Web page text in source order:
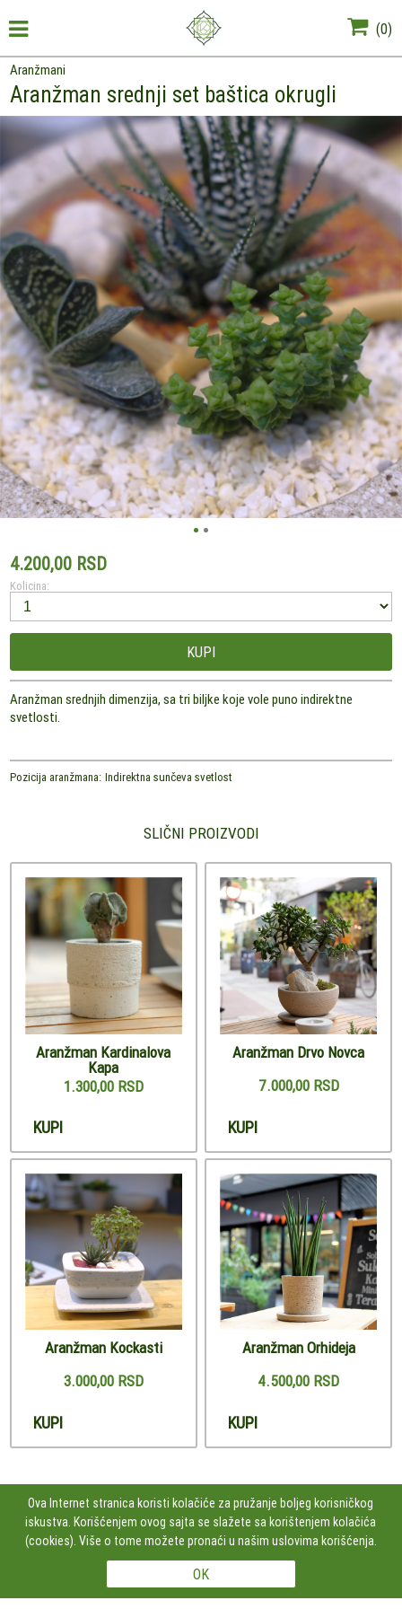
Ova Internet stranica koristi kolačiće za pružanje boljeg korisničkog
iskustva. Korišćenjem ovog sajta se slažete sa korištenjem kolačića
(cookies). Više o tome možete pronaći u našim uslovima korišćenja.
(0)
Aranžmani
Aranžman srednji set baštica okrugli
4.200,00 RSD
Kolicina:
KUPI
Aranžman srednjih dimenzija, sa tri biljke koje vole puno indirektne
svetlosti.
Pozicija aranžmana: Indirektna sunčeva svetlost
SLIČNI PROIZVODI
Aranžman Kardinalova
Kapa
1.300,00 RSD
KUPI
Aranžman Drvo Novca
7.000,00 RSD
KUPI
Aranžman Kockasti
3.000,00 RSD
KUPI
Aranžman Orhideja
4.500,00 RSD
KUPI
PRATITE NAS
Studio Kamen Dizajn doo Čumićeva 2, lok.43, 11000 BEOGRAD, Srbija
Copyright 2026 Studio Kamen Dizajn doo Sva prava su zadržana. Powered by